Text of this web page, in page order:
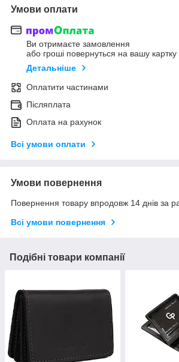
Умови оплати
Ви отримаєте замовлення
або гроші повернуться на вашу картку
Детальніше
Оплатити частинами
Післяплата
Оплата на рахунок
Всі умови оплати
Умови повернення
Повернення товару впродовж 14 днів за
Всі умови повернення
Подібні товари компанії